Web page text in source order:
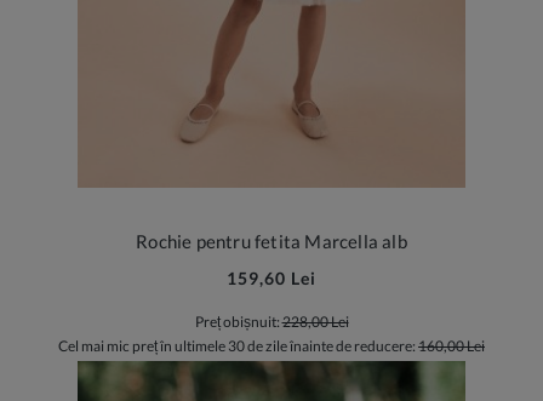
Rochie pentru fetita Marcella alb
159,60 Lei
Preț obișnuit:228,00 Lei
Cel mai mic preț în ultimele 30 de zile înainte de reducere: 160,00 Lei